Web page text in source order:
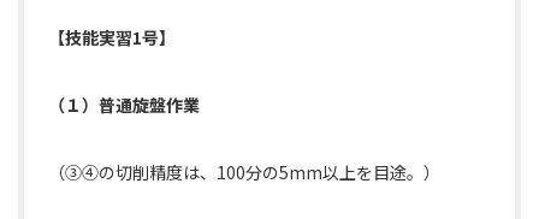
【技能実習1号】
（１）普通旋盤作業
（③④の切削精度は、100分の5mm以上を目途。）